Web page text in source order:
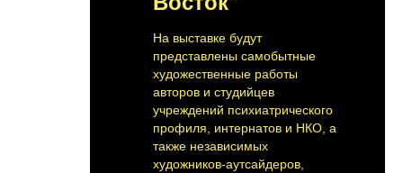
На выставке будут
представлены самобытные
художественные работы
авторов и студийцев
учреждений психиатрического
профиля, интернатов и НКО, а
также независимых
художников-аутсайдеров,